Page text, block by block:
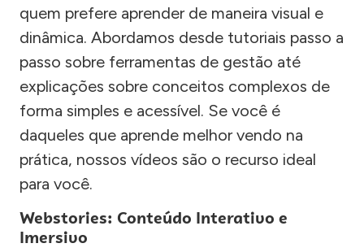
quem prefere aprender de maneira visual e
dinâmica. Abordamos desde tutoriais passo a
passo sobre ferramentas de gestão até
explicações sobre conceitos complexos de
forma simples e acessível. Se você é
daqueles que aprende melhor vendo na
prática, nossos vídeos são o recurso ideal
para você.
Webstories: Conteúdo Interativo e
Imersivo